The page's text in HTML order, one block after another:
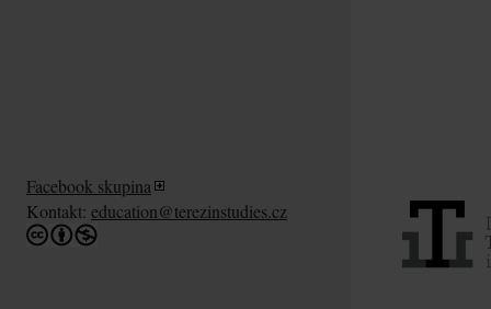
Facebook skupina
Kontakt: education@terezinstudies.cz